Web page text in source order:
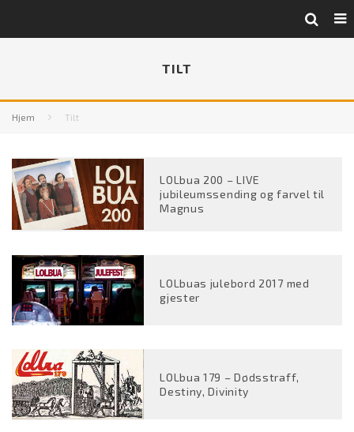
TILT
Hjem Tilt
LOLbua 200 – LIVE
jubileumssending og farvel til
Magnus
LOLbuas julebord 2017 med
gjester
LOLbua 179 – Dødsstraff,
Destiny, Divinity